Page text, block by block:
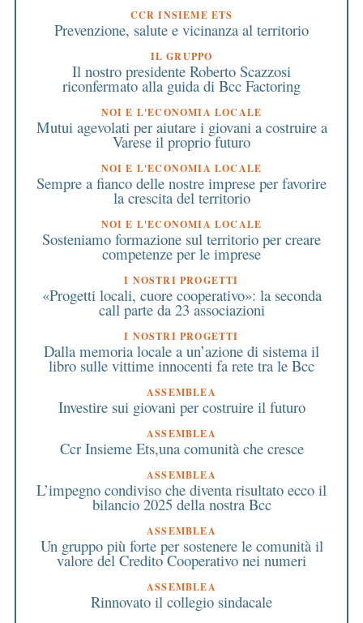
CCR INSIEME ETS
Prevenzione, salute e vicinanza al territorio
IL GRUPPO
Il nostro presidente Roberto Scazzosi
riconfermato alla guida di Bcc Factoring
NOI E L'ECONOMIA LOCALE
Mutui agevolati per aiutare i giovani a costruire a
Varese il proprio futuro
NOI E L'ECONOMIA LOCALE
Sempre a fianco delle nostre imprese per favorire
la crescita del territorio
NOI E L'ECONOMIA LOCALE
Sosteniamo formazione sul territorio per creare
competenze per le imprese
I NOSTRI PROGETTI
«Progetti locali, cuore cooperativo»: la seconda
call parte da 23 associazioni
I NOSTRI PROGETTI
Dalla memoria locale a un’azione di sistema il
libro sulle vittime innocenti fa rete tra le Bcc
ASSEMBLEA
Investire sui giovani per costruire il futuro
ASSEMBLEA
Ccr Insieme Ets,una comunità che cresce
ASSEMBLEA
L’impegno condiviso che diventa risultato ecco il
bilancio 2025 della nostra Bcc
ASSEMBLEA
Un gruppo più forte per sostenere le comunità il
valore del Credito Cooperativo nei numeri
ASSEMBLEA
Rinnovato il collegio sindacale